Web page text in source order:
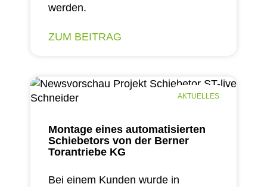
werden.
ZUM BEITRAG
AKTUELLES
Montage eines automatisierten
Schiebetors von der Berner
Torantriebe KG
Bei einem Kunden wurde in